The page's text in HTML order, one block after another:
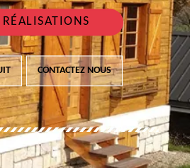
CONTACTEZ NOUS